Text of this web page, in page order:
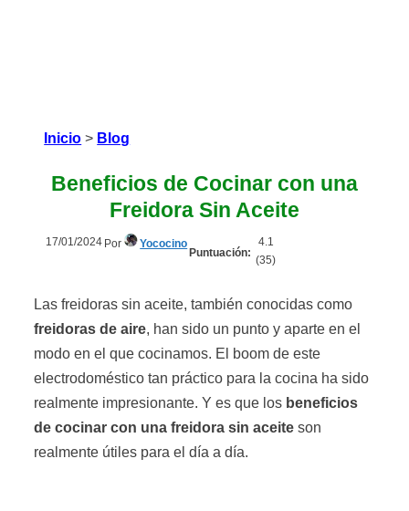
Inicio > Blog
Beneficios de Cocinar con una
Freidora Sin Aceite
17/01/2024 Por Yococino
Puntuación:
4.1
(35)
Las freidoras sin aceite, también conocidas como
freidoras de aire, han sido un punto y aparte en el
modo en el que cocinamos. El boom de este
electrodoméstico tan práctico para la cocina ha sido
realmente impresionante. Y es que los beneficios
de cocinar con una freidora sin aceite son
realmente útiles para el día a día.